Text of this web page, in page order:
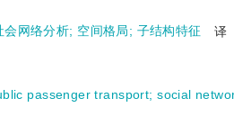
会网络分析; 空间格局; 子结构特征 译
passenger transport;social